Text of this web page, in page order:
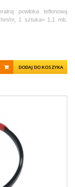
powłoka teflonową
m, 1 sztuka= 1,1 mb.
DODAJ DO KOSZYKA